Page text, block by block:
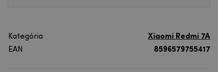
Kategória
Xiaomi Redmi 7A
EAN
8596579755417